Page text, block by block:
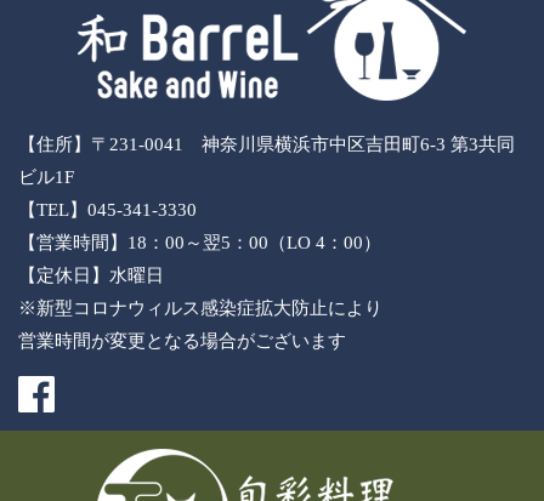
【住所】〒231-0041 神奈川県横浜市中区吉田町6-3 第3共同
ビル1F
【TEL】045-341-3330
【営業時間】18：00～翌5：00（LO 4：00）
【定休日】水曜日
※新型コロナウィルス感染症拡大防止により
営業時間が変更となる場合がございます